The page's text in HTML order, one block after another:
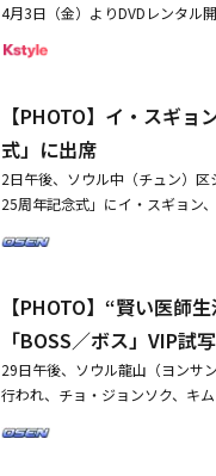
4月3日（金）よりDVDレンタル
は、一切の感情を排し、数字・
仮面同盟を結んだりと、息をの
れの専門分野で実力を発揮する
多層的な人間ドラマも丁寧に描
営危機に瀕した大企業を救える
た知略の応酬から、最後まで目
ュノを演じるのはイ・ジェフン
チームの交渉専門弁護士オ・
ミョンが抜擢され、交渉相手を
ターの個性は正反対でありなが
に交渉を進めるジュノとスニョ
高、宮内ひとみらがゲスト出演
【PHOTO】イ・スギ
式」に出席
2日午後、ソウル中（チュン）
25周年記念式」にイ・スギョン
出席した。・【PHOTO】キム
写会に出席
【PHOTO】“賢い医師
「BOSS／ボス」VIP試
29日午後、ソウル龍山（ヨンサ
行われ、チョ・ジョンソク、キ
ョンヒョン、チョン・マンシク